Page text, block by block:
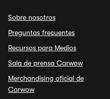
Sobre nosotros
Preguntas frecuentes
Recursos para Medios
Sala de prensa Carwow
Merchandising oficial de
Carwow